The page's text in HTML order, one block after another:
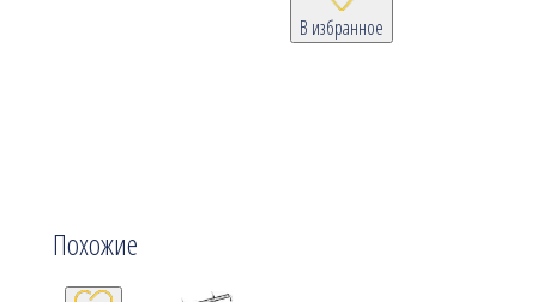
В избранное
Похожие